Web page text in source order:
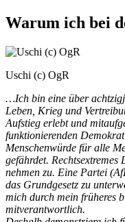
Warum ich bei
Uschi (c) OgR
…Ich bin eine über
Leben, Krieg und
Aufstieg erlebt und
funktionierenden
Menschenwürde für alle
gefährdet.
nehmen zu. Eine Partei
das Grundgesetz zu
mich durch mein früheres
mitverantwortlich.